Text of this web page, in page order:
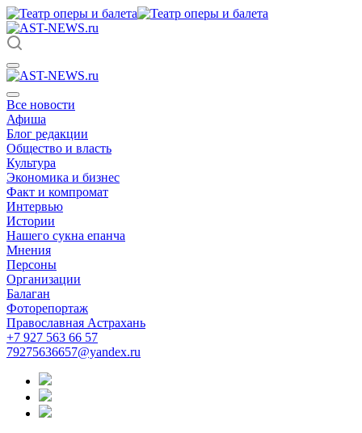
Все новости
Афиша
Блог редакции
Общество и власть
Культура
Экономика и бизнес
Факт и компромат
Интервью
Истории
Нашего сукна епанча
Мнения
Персоны
Организации
Балаган
Фоторепортаж
Православная Астрахань
+7 927 563 66 57
79275636657@yandex.ru